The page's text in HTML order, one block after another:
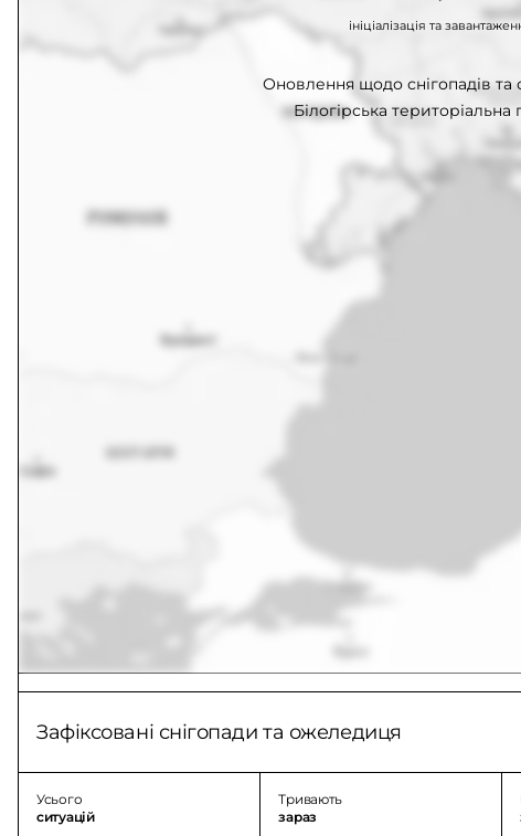
Оновлення щодо снігопадів та
Білогірська територіальна
ініціалізація та
Зафіксовані снігопади та ожеледиця
Усього
ситуацій
Тривають
зараз